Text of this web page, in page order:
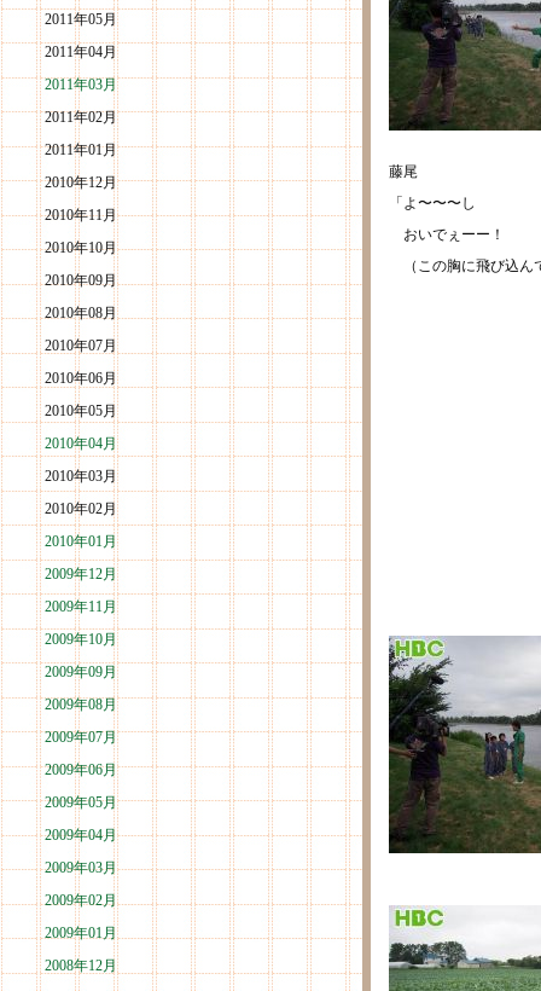
2011年05月
2011年04月
2011年03月
2011年02月
2011年01月
2010年12月
2010年11月
2010年10月
2010年09月
2010年08月
2010年07月
2010年06月
2010年05月
2010年04月
2010年03月
2010年02月
2010年01月
2009年12月
2009年11月
2009年10月
2009年09月
2009年08月
2009年07月
2009年06月
2009年05月
2009年04月
2009年03月
2009年02月
2009年01月
2008年12月
藤尾
「よ〜〜〜し
おいでぇーー！
（この胸に飛び込